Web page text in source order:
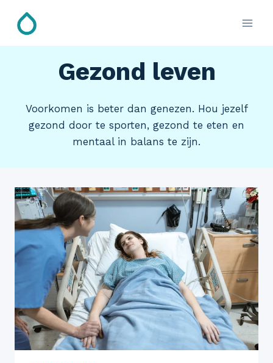
naar
Gezond leven
Voorkomen is beter dan genezen. Hou jezelf
gezond door te sporten, gezond te eten en
mentaal in balans te zijn.